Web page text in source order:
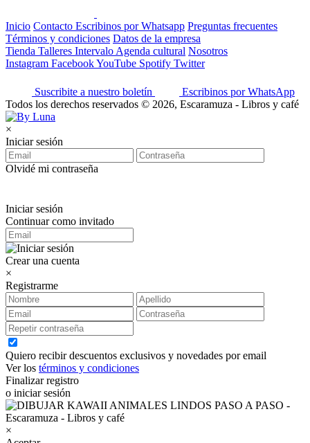
Inicio Contacto Escribinos por Whatsapp Preguntas frecuentes
Términos y condiciones Datos de la empresa
Tienda Talleres Intervalo Agenda cultural Nosotros
Instagram FacebookYouTube Spotify Twitter
Suscribite a nuestro boletín
Escribinos por WhatsApp
Todos los derechos reservados © 2026, Escaramuza - Libros y café
×
Iniciar sesión
Olvidé mi contraseña
Iniciar sesión
Continuar como invitado
Crear una cuenta
×
Registrarme
Quiero recibir descuentos exclusivos y novedades por email
Ver los términos y condiciones
Finalizar registro
o iniciar sesión
×